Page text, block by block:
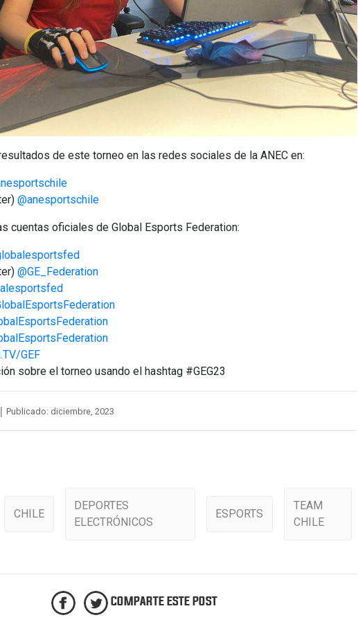
de este torneo en las redes sociales de la ANEC en:
@anesportschile
cuentas oficiales de Global Esports Federation:
@GE_Federation
GEF
sobre el torneo usando el hashtag #GEG23
Publicado: diciembre, 2023
CHILE
DEPORTES
ELECTRÓNICOS
ESPORTS
TEAM
CHILE
COMPARTE ESTE POST